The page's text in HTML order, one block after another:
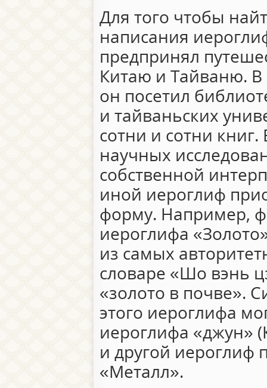
Для того чтобы
написания
предпринял
Китаю и Тайваню. В
он посетил
и тайваньских
сотни и сотни книг.
научных
собственной
иной иероглиф
форму. Например,
иероглифа
из самых
словаре «Шо вэнь
«золото в почве».
этого иероглифа
иероглифа «джун»
и другой иероглиф
«Металл».